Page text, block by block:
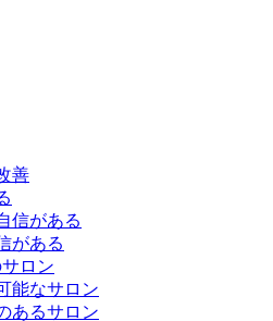
善
信がある
がある
ロン
能なサロン
あるサロン